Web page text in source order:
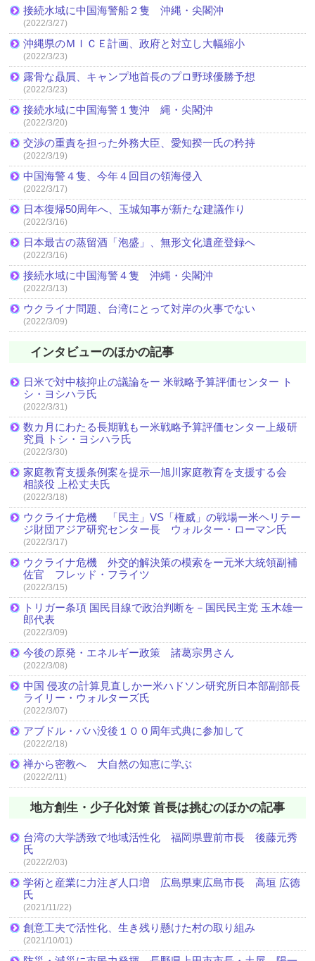
接続水域に中国海警船２隻 沖縄・尖閣沖
(2022/3/27)
沖縄県のＭＩＣＥ計画、政府と対立し大幅縮小
(2022/3/23)
露骨な贔屓、キャンプ地首長のプロ野球優勝予想
(2022/3/23)
接続水域に中国海警１隻沖 縄・尖閣沖
(2022/3/20)
交渉の重責を担った外務大臣、愛知揆一氏の矜持
(2022/3/19)
中国海警４隻、今年４回目の領海侵入
(2022/3/17)
日本復帰50周年へ、玉城知事が新たな建議作り
(2022/3/16)
日本最古の蒸留酒「泡盛」、無形文化遺産登録へ
(2022/3/16)
接続水域に中国海警４隻 沖縄・尖閣沖
(2022/3/13)
ウクライナ問題、台湾にとって対岸の火事でない
(2022/3/09)
インタビューのほかの記事
日米で対中核抑止の議論をー 米戦略予算評価センター ト
シ・ヨシハラ氏
(2022/3/31)
数カ月にわたる長期戦もー米戦略予算評価センター上級研
究員 トシ・ヨシハラ氏
(2022/3/30)
家庭教育支援条例案を提示―旭川家庭教育を支援する会
相談役 上松丈夫氏
(2022/3/18)
ウクライナ危機 「民主」VS「権威」の戦場ー米ヘリテー
ジ財団アジア研究センター長 ウォルター・ローマン氏
(2022/3/17)
ウクライナ危機 外交的解決策の模索をー元米大統領副補
佐官 フレッド・フライツ
(2022/3/15)
トリガー条項 国民目線で政治判断を－国民民主党 玉木雄一
郎代表
(2022/3/09)
今後の原発・エネルギー政策 諸葛宗男さん
(2022/3/08)
中国 侵攻の計算見直しかー米ハドソン研究所日本部副部長
ライリー・ウォルターズ氏
(2022/3/07)
アブドル・バハ没後１００周年式典に参加して
(2022/2/18)
禅から密教へ 大自然の知恵に学ぶ
(2022/2/11)
地方創生・少子化対策 首長は挑むのほかの記事
台湾の大学誘致で地域活性化 福岡県豊前市長 後藤元秀
氏
(2022/2/03)
学術と産業に力注ぎ人口増 広島県東広島市長 高垣 広徳
氏
(2021/11/22)
創意工夫で活性化、生き残り懸けた村の取り組み
(2021/10/01)